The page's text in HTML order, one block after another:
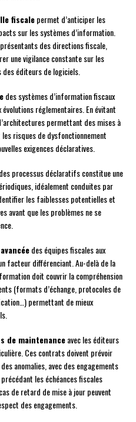
fiscalepermet d’anticiper les
sur les systèmes d’information.
des directions fiscale,
une vigilance constante sur les
éditeurs de logiciels.
des systèmes d’information fiscaux
réglementaires. En évitant
permettant des mises à
risques de dysfonctionnement
exigences déclaratives.
des processus déclaratifs constitue une
idéalement conduites par
les faiblesses potentielles et
avant que les problèmes ne se
des équipes fiscales aux
facteur différenciant. Au-delà de la
doit couvrir la compréhension
(formats d’échange, protocoles de
permettant de mieux
de maintenanceavec les éditeurs
Ces contrats doivent prévoir
anomalies, avec des engagements
les échéances fiscales
de retard de mise à jour peuvent
des engagements.